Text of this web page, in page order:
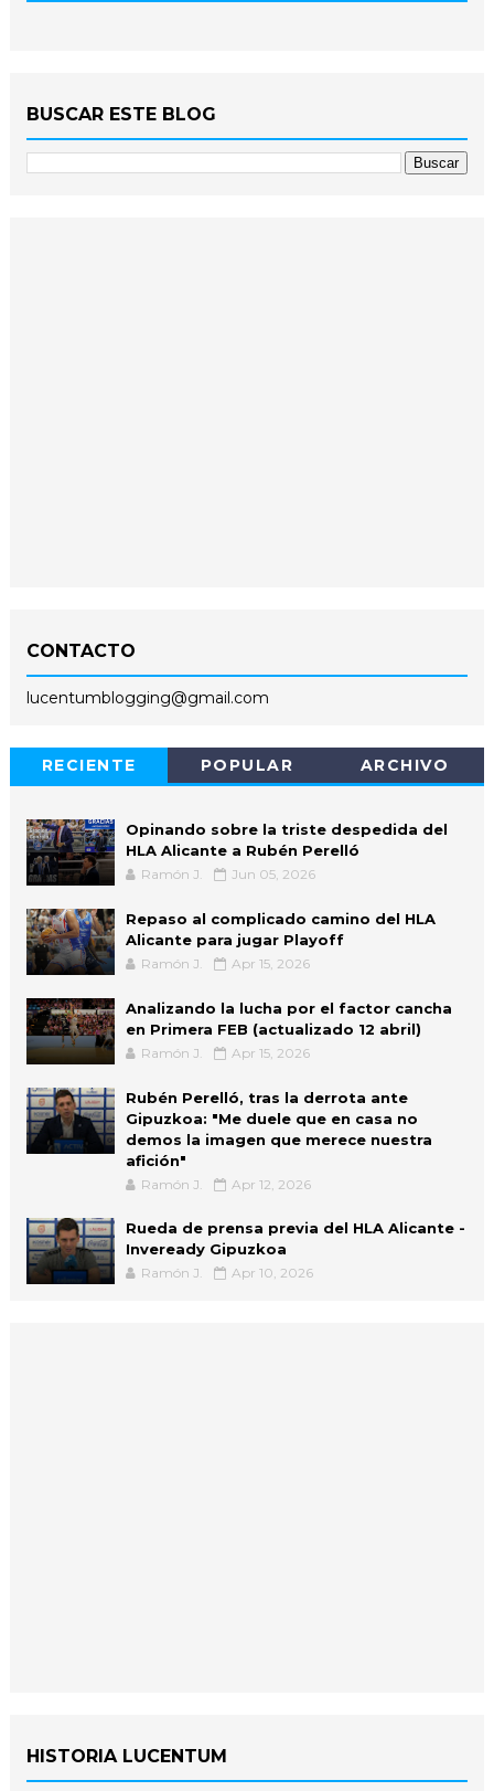
BUSCAR ESTE BLOG
CONTACTO
lucentumblogging@gmail.com
RECIENTE POPULAR ARCHIVO
Opinando sobre la triste despedida del
HLA Alicante a Rubén Perelló
Ramón J. Jun 05, 2026
Repaso al complicado camino del HLA
Alicante para jugar Playoff
Ramón J. Apr 15, 2026
Analizando la lucha por el factor cancha
en Primera FEB (actualizado 12 abril)
Ramón J. Apr 15, 2026
Rubén Perelló, tras la derrota ante
Gipuzkoa: "Me duele que en casa no
demos la imagen que merece nuestra
afición"
Ramón J. Apr 12, 2026
Rueda de prensa previa del HLA Alicante -
Inveready Gipuzkoa
Ramón J. Apr 10, 2026
HISTORIA LUCENTUM